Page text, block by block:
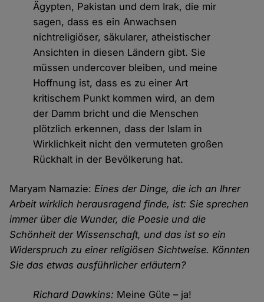
Ägypten, Pakistan und dem Irak, die mir
sagen, dass es ein Anwachsen
nichtreligiöser, säkularer, atheistischer
Ansichten in diesen Ländern gibt. Sie
müssen undercover bleiben, und meine
Hoffnung ist, dass es zu einer Art
kritischem Punkt kommen wird, an dem
der Damm bricht und die Menschen
plötzlich erkennen, dass der Islam in
Wirklichkeit nicht den vermuteten großen
Rückhalt in der Bevölkerung hat.
Maryam Namazie:Eines der Dinge, die ich an Ihrer
Arbeit wirklich herausragend finde, ist: Sie sprechen
immer über die Wunder, die Poesie und die
Schönheit der Wissenschaft, und das ist so ein
Widerspruch zu einer religiösen Sichtweise. Könnten
Sie das etwas ausführlicher erläutern?
Richard Dawkins: Meine Güte – ja!